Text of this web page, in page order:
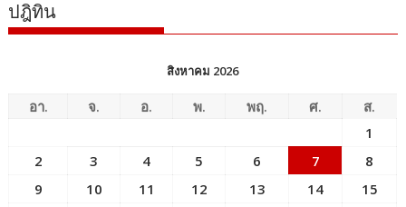
ปฎิทิน
สิงหาคม 2026
อา. จ. อ. พ. พฤ. ศ.
ส.
1
2
3 4 5 6 7
8
9
10 11 12 13 14
15